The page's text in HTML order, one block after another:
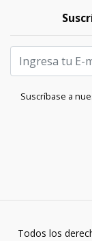
Suscríbase a
Todos los